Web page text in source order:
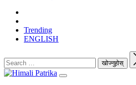
Trending
ENGLISH